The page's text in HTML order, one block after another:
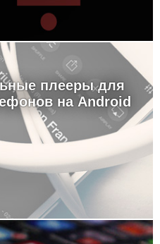
плееры для
на Android